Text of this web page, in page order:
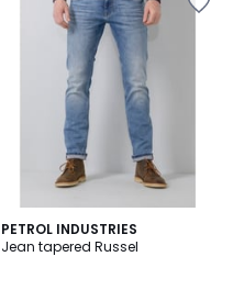
PETROL INDUSTRIES
Jean tapered Russel
4,3
/ 5